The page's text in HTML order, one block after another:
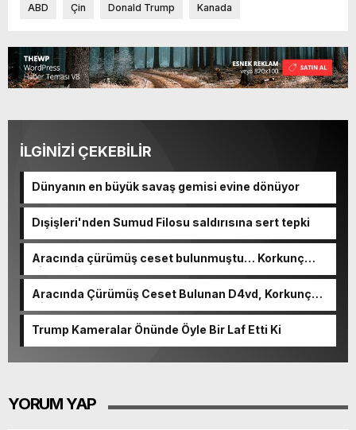
ABD Çin Donald Trump Kanada
İLGİNİZİ ÇEKEBİLİR
Dünyanın en büyük savaş gemisi evine dönüyor
Dışişleri'nden Sumud Filosu saldırısına sert tepki
Aracında çürümüş ceset bulunmuştu… Korkunç
cinayetin detayları ortaya çıktı
Aracında Çürümüş Ceset Bulunan D4vd, Korkunç
Cinayetle Yargılanıyor
Trump Kameralar Önünde Öyle Bir Laf Etti Ki
YORUM YAP